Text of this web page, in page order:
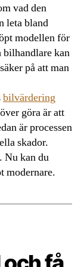
vad den
leta bland
modellen för
kan
på att man
bilvärdering
göra är att
är processen
skador.
Nu kan du
modernare.